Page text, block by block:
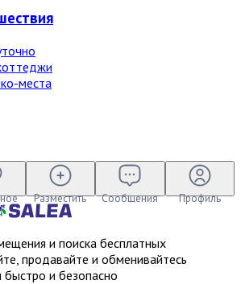
места
Разместить Сообщения Профиль
и поиска бесплатных
продавайте и обменивайтесь
быстро и безопасно